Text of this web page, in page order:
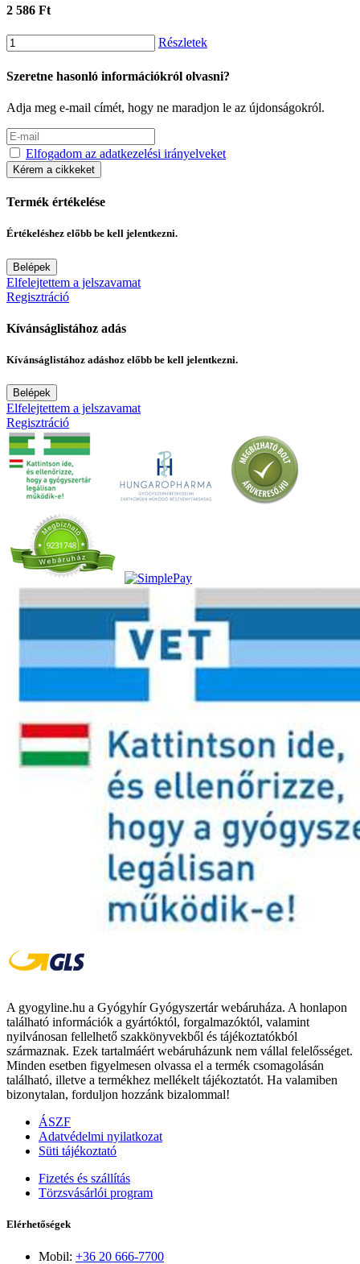
2 586 Ft
Részletek
Szeretne hasonló információkról olvasni?
Adja meg e-mail címét, hogy ne maradjon le az újdonságokról.
Elfogadom az adatkezelési irányelveket
Kérem a cikkeket
Termék értékelése
Értékeléshez előbb be kell jelentkezni.
Belépek
Elfelejtettem a jelszavamat
Regisztráció
Kívánságlistához adás
Kívánságlistához adáshoz előbb be kell jelentkezni.
Belépek
Elfelejtettem a jelszavamat
Regisztráció
A gyogyline.hu a Gyógyhír Gyógyszertár webáruháza. A honlapon
található információk a gyártóktól, forgalmazóktól, valamint
nyilvánosan fellelhető szakkönyvekből és tájékoztatókból
származnak. Ezek tartalmáért webáruházunk nem vállal felelősséget.
Minden esetben figyelmesen olvassa el a termék csomagolásán
található, illetve a termékhez mellékelt tájékoztatót. Ha valamiben
bizonytalan, forduljon hozzánk bizalommal!
ÁSZF
Adatvédelmi nyilatkozat
Süti tájékoztató
Fizetés és szállítás
Törzsvásárlói program
Elérhetőségek
Mobil: +36 20 666-7700